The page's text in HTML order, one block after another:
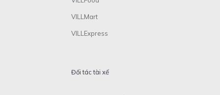
VILLMart
VILLExpress
Đối tác tài xế